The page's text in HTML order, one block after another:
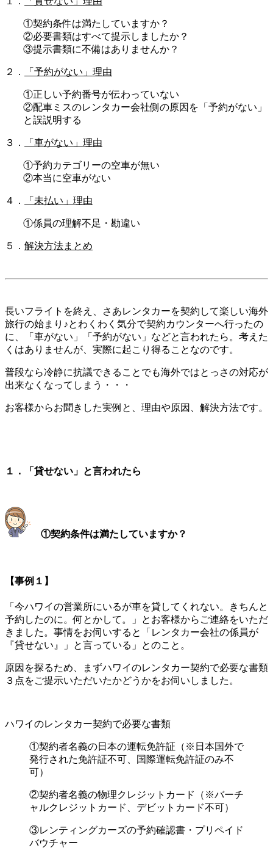
①契約条件は満たしていますか？
②必要書類はすべて提示しましたか？
③提示書類に不備はありませんか？
２． 「予約がない」理由
①正しい予約番号が伝わっていない
②配車ミスのレンタカー会社側の原因を「予約がない」
と誤説明する
３． 「車がない」理由
①予約カテゴリーの空車が無い
②本当に空車がない
４． 「未払い」理由
①係員の理解不足・勘違い
５． 解決方法まとめ
長いフライトを終え、さあレンタカーを契約して楽しい海外
旅行の始まり♪とわくわく気分で契約カウンターへ行ったの
に、「車がない」「予約がない」などと言われたら。考えた
くはありませんが、実際に起こり得ることなのです。
普段なら冷静に抗議できることでも海外ではとっさの対応が
出来なくなってしまう・・・
お客様からお聞きした実例と、理由や原因、解決方法です。
１．「貸せない」と言われたら
①契約条件は満たしていますか？
【事例１】
「今ハワイの営業所にいるが車を貸してくれない。きちんと
予約したのに。何とかして。」とお客様からご連絡をいただ
きました。事情をお伺いすると「レンタカー会社の係員が
『貸せない』」と言っている」とのこと。
原因を探るため、まずハワイのレンタカー契約で必要な書類
３点をご提示いただいたかどうかをお伺いしました。
ハワイのレンタカー契約で必要な書類
①契約者名義の日本の運転免許証（※日本国外で
発行された免許証不可、国際運転免許証のみ不
可）
②契約者名義の物理クレジットカード（※バーチ
ャルクレジットカード、デビットカード不可）
③レンティングカーズの予約確認書・プリペイド
バウチャー